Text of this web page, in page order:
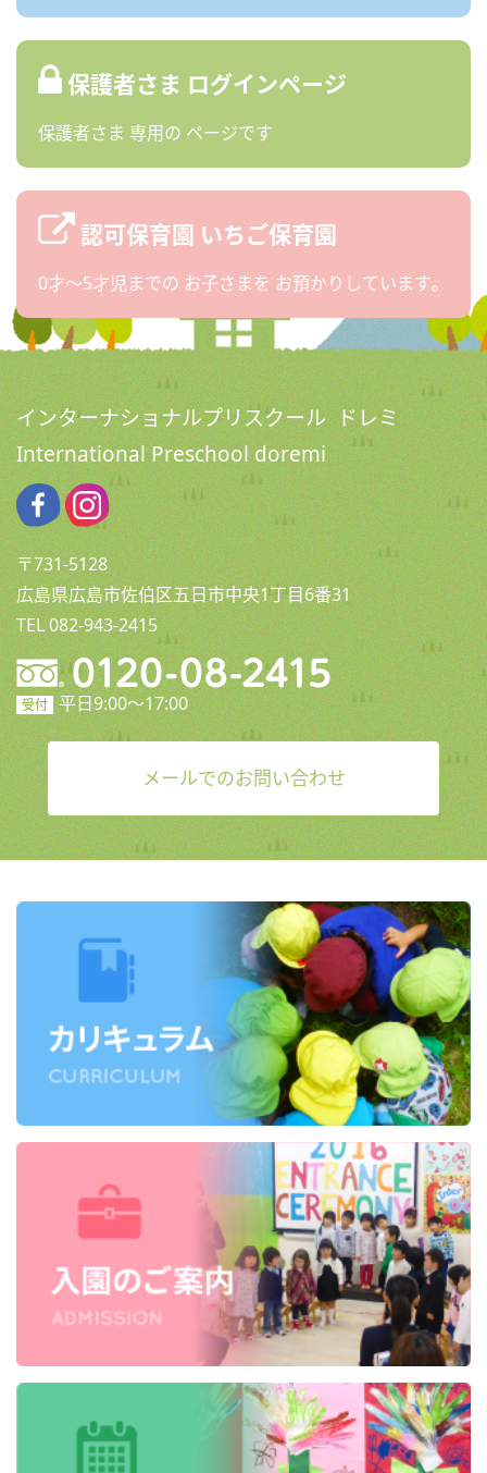
保護者さま ログインページ
保護者さま 専用の ページです
認可保育園 いちご保育園
0才〜5才児までの お子さまを お預かりしています。
インターナショナルプリスクール ドレミ
International Preschool doremi
〒731-5128
広島県広島市佐伯区五日市中央1丁目6番31
TEL 082-943-2415
受付 平日9:00〜17:00
メールでのお問い合わせ